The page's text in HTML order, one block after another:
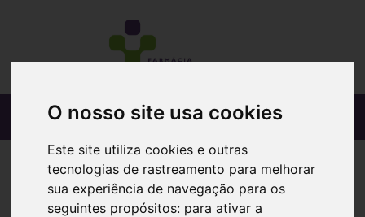
O nosso site usa cookies
Este site utiliza cookies e outras
tecnologias de rastreamento para melhorar
sua experiência de navegação para os
seguintes propósitos: para ativar a